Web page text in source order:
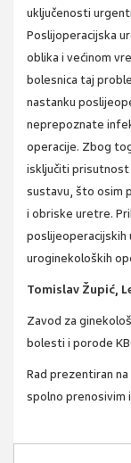
uključenosti
Poslijoperacijska
oblika i većinom
bolesnica taj
nastanku
neprepoznate
operacije. Zbog
isključiti prisutnost
sustavu, što osim
i obriske uretre.
poslijeoperacijskih
uroginekoloških
Tomislav Župić,
Zavod za
bolesti i porode
Rad prezentiran
spolno prenosivim